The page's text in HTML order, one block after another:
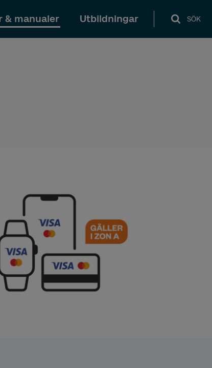
& manualer Utbildningar SÖK